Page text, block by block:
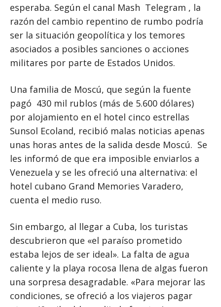
esperaba. Según el canal Mash Telegram , la
razón del cambio repentino de rumbo podría
ser la situación geopolítica y los temores
asociados a posibles sanciones o acciones
militares por parte de Estados Unidos.
Una familia de Moscú, que según la fuente
pagó 430 mil rublos (más de 5.600 dólares)
por alojamiento en el hotel cinco estrellas
Sunsol Ecoland, recibió malas noticias apenas
unas horas antes de la salida desde Moscú. Se
les informó de que era imposible enviarlos a
Venezuela y se les ofreció una alternativa: el
hotel cubano Grand Memories Varadero,
cuenta el medio ruso.
Sin embargo, al llegar a Cuba, los turistas
descubrieron que «el paraíso prometido
estaba lejos de ser ideal». La falta de agua
caliente y la playa rocosa llena de algas fueron
una sorpresa desagradable. «Para mejorar las
condiciones, se ofreció a los viajeros pagar